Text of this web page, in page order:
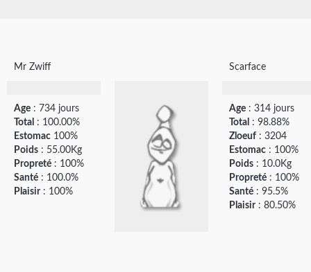
Mr Zwiff
Age : 734 jours
Total : 100.00%
Estomac 100%
Poids : 55.00Kg
Propreté : 100%
Santé : 100.0%
Plaisir: 100%
Scarface
Age : 314 jours
Total : 98.88%
Zloeuf : 3204
Estomac : 100%
Poids : 10.0Kg
Propreté : 100%
Santé : 95.5%
Plaisir: 80.50%